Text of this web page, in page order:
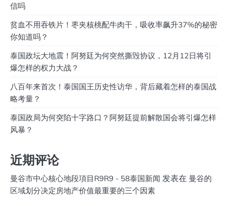
信吗
贫血不用吞铁片！枣夹核桃配牛肉干，吸收率飙升37%的秘密
你知道吗？
泰国政坛大地震！阿努廷为何突然撕毁协议，12月12日将引
爆怎样的权力大战？
八百年来首次！泰国国王历史性访华，背后藏着怎样的泰国战
略考量？
泰国政局为何突陷十字路口？阿努廷提前解散国会将引爆怎样
风暴？
近期评论
曼谷市中心核心地段項目R9R9 - 58泰国新闻 发表在 曼谷的
区域划分决定房地产价值最重要的三个因素